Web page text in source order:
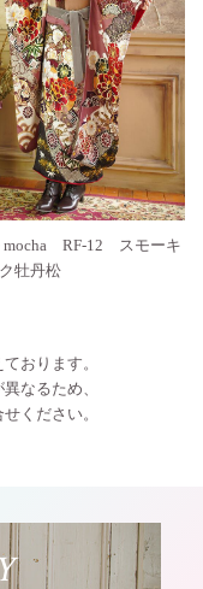
mocha RF-12 スモーキ
牡丹松
おります。
なるため、
ください。
Y